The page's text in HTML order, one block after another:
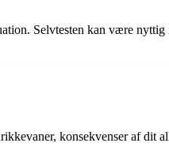
Selvtesten kan være
konsekvenser af dit